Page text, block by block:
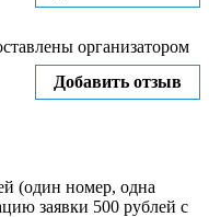
организатором
Добавить отзыв
(один номер, одна
заявки 500 рублей с